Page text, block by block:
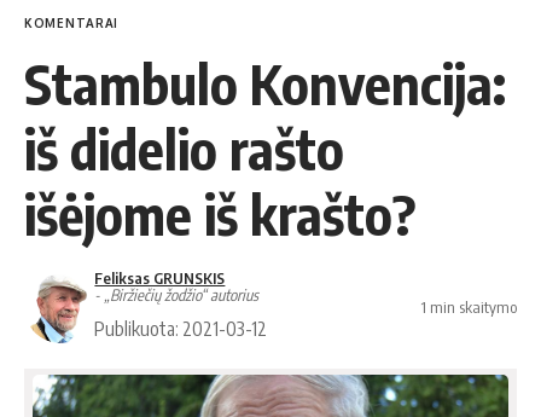
KOMENTARAI
Stambulo Konvencija:
iš didelio rašto
išėjome iš krašto?
Feliksas GRUNSKIS
- „Biržiečių žodžio“ autorius
Publikuota: 2021-03-12
1 min skaitymo